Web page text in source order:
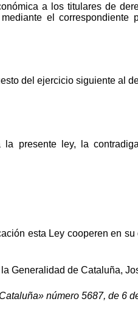
a los titulares de
el correspondiente
del ejercicio siguiente al
presente ley, la
esta Ley cooperen en
Generalidad de Cataluña,
número 5687, de 6